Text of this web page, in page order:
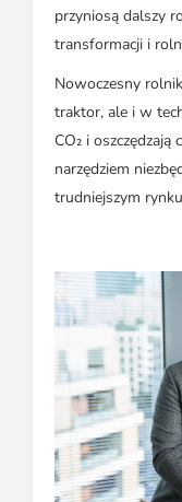
przyniosą dalszy
transformacji i
Nowoczesny
traktor, ale i w
CO₂ i
narzędziem
trudniejszym